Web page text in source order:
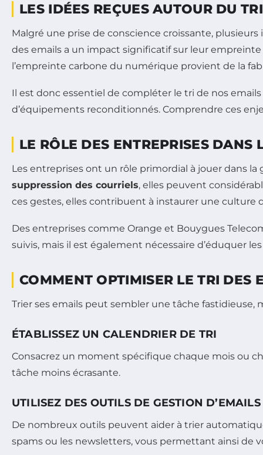
LES IDÉES REÇUES AUTOUR DU
Malgré une prise de conscience croissante,
des emails a un impact significatif sur leur
l’empreinte carbone du numérique provient de la
Il est donc essentiel de compléter le tri de nos
d’équipements reconditionnés. Comprendre ces
LE RÔLE DES ENTREPRISES DANS
Les entreprises ont un rôle primordial à jouer dans
suppression des courriels, elles peuvent
ces gestes, elles contribuent à instaurer une culture
Des entreprises comme Orange et Bouygues
suivis, mais il est également nécessaire d’éduquer
COMMENT OPTIMISER LE TRI DES
Trier ses emails peut sembler une tâche fastidieuse,
ÉTABLISSEZ UN CALENDRIER DE TRI
Consacrez un moment spécifique chaque mois ou
tâche moins écrasante.
UTILISEZ DES OUTILS DE GESTION D’EMAILS
De nombreux outils peuvent aider à trier
spams ou les newsletters, vous permettant ainsi de